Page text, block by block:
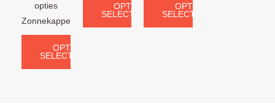
opties
Zonnekappen:...
OPTIES
SELECTEREN
OPTIES
SELECTEREN
OPTIES
SELECTEREN